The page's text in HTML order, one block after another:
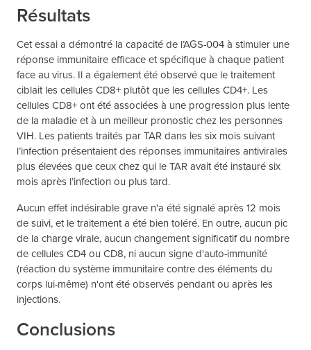
Résultats
Cet essai a démontré la capacité de l’AGS-004 à stimuler une
réponse immunitaire efficace et spécifique à chaque patient
face au virus. Il a également été observé que le traitement
ciblait les cellules CD8+ plutôt que les cellules CD4+. Les
cellules CD8+ ont été associées à une progression plus lente
de la maladie et à un meilleur pronostic chez les personnes
VIH. Les patients traités par TAR dans les six mois suivant
l’infection présentaient des réponses immunitaires antivirales
plus élevées que ceux chez qui le TAR avait été instauré six
mois après l’infection ou plus tard.
Aucun effet indésirable grave n'a été signalé après 12 mois
de suivi, et le traitement a été bien toléré. En outre, aucun pic
de la charge virale, aucun changement significatif du nombre
de cellules CD4 ou CD8, ni aucun signe d'auto-immunité
(réaction du système immunitaire contre des éléments du
corps lui-même) n'ont été observés pendant ou après les
injections.
Conclusions